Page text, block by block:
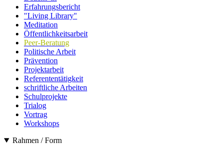
Erfahrungsbericht
"Living Library"
Meditation
Öffentlichkeitsarbeit
Peer-Beratung
Politische Arbeit
Prävention
Projektarbeit
Referententätigkeit
schriftliche Arbeiten
Schulprojekte
Trialog
Vortrag
Workshops
Rahmen / Form